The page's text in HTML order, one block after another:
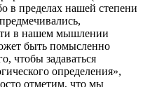
в пределах нашей степени
в нашем мышлении
быть помысленно
чтобы задаваться
определения»,
отметим, что мы